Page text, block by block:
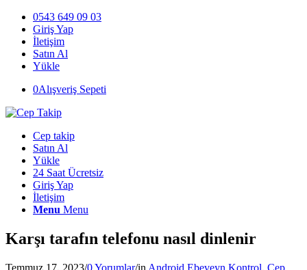
0543 649 09 03
Giriş Yap
İletişim
Satın Al
Yükle
0Alışveriş Sepeti
Cep takip
Satın Al
Yükle
24 Saat Ücretsiz
Giriş Yap
İletişim
Menu Menu
Karşı tarafın telefonu nasıl dinlenir
Temmuz 17, 2023/0 Yorumlar/in Android Ebeveyn Kontrol, Cep